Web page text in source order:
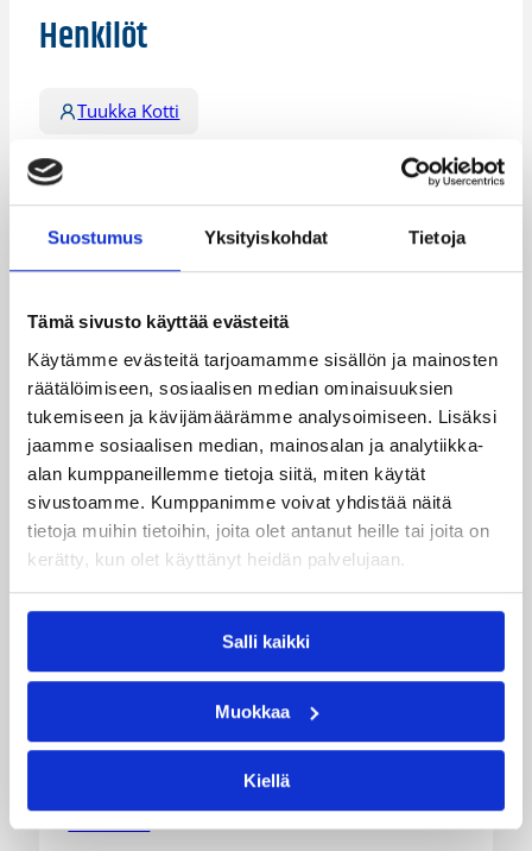
Suostumus Yksityiskohdat Tietoja
Tämä sivusto käyttää evästeitä
Käytämme evästeitä tarjoamamme sisällön ja mainosten
räätälöimiseen, sosiaalisen median ominaisuuksien
tukemiseen ja kävijämäärämme analysoimiseen. Lisäksi
jaamme sosiaalisen median, mainosalan ja analytiikka-
alan kumppaneillemme tietoja siitä, miten käytät
sivustoamme. Kumppanimme voivat yhdistää näitä
tietoja muihin tietoihin, joita olet antanut heille tai joita on
kerätty, kun olet käyttänyt heidän palvelujaan.
Salli kaikki
Muokkaa
Kiellä
Henkilöt
Tuukka Kotti
Kategoriat
Suomalaiset ulkomailla
Katso myös
Maaottelu